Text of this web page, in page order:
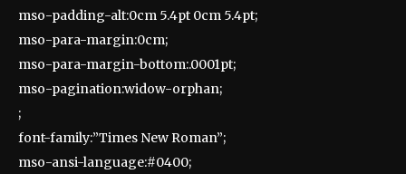
mso-padding-alt:0cm 5.4pt 0cm 5.4pt;
mso-para-margin:0cm;
mso-para-margin-bottom:.0001pt;
mso-pagination:widow-orphan;
;
font-family:”Times New Roman”;
mso-ansi-language:#0400;